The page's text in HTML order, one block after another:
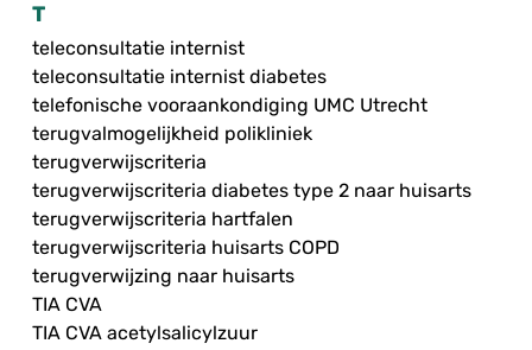
T
teleconsultatie internist
teleconsultatie internist diabetes
telefonische vooraankondiging UMC Utrecht
terugvalmogelijkheid polikliniek
terugverwijscriteria
terugverwijscriteria diabetes type 2 naar huisarts
terugverwijscriteria hartfalen
terugverwijscriteria huisarts COPD
terugverwijzing naar huisarts
TIA CVA
TIA CVA acetylsalicylzuur